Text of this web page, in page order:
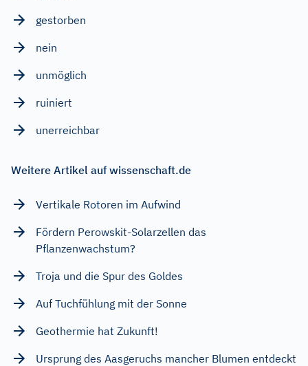
gestorben
nein
unmöglich
ruiniert
unerreichbar
Weitere Artikel auf wissenschaft.de
Vertikale Rotoren im Aufwind
Fördern Perowskit-Solarzellen das
Pflanzenwachstum?
Troja und die Spur des Goldes
Auf Tuchfühlung mit der Sonne
Geothermie hat Zukunft!
Ursprung des Aasgeruchs mancher Blumen entdeckt